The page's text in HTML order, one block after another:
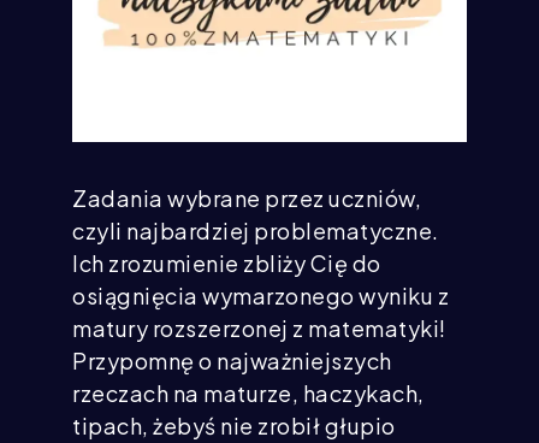
Zadania wybrane przez uczniów,
czyli najbardziej problematyczne.
Ich zrozumienie zbliży Cię do
osiągnięcia wymarzonego wyniku z
matury rozszerzonej z matematyki!
Przypomnę o najważniejszych
rzeczach na maturze, haczykach,
tipach, żebyś nie zrobił głupio